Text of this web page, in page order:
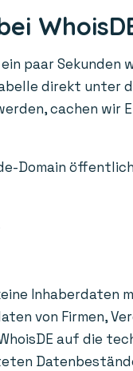
paar Sekunden
direkt unter
cachen wir
Domain
von Firmen,
auf die